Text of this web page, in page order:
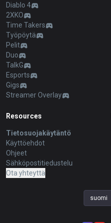
Diablo 4
2XKO
Time Takers
Työpöytä
Pelit
Duo
TalkG
Esports
Gigs
Streamer Overlay
Resources
Tietosuojakäytäntö
Käyttöehdot
Ohjeet
Sähköpostitiedustelu
Ota yhteyttä
suomi